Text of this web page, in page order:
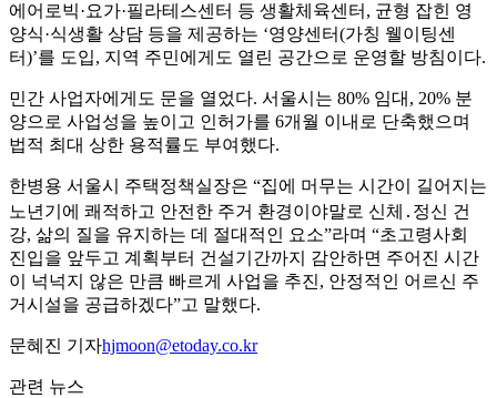
에어로빅·요가·필라테스센터 등 생활체육센터, 균형 잡힌 영
양식·식생활 상담 등을 제공하는 ‘영양센터(가칭 웰이팅센
터)’를 도입, 지역 주민에게도 열린 공간으로 운영할 방침이다.
민간 사업자에게도 문을 열었다. 서울시는 80% 임대, 20% 분
양으로 사업성을 높이고 인허가를 6개월 이내로 단축했으며
법적 최대 상한 용적률도 부여했다.
한병용 서울시 주택정책실장은 “집에 머무는 시간이 길어지는
노년기에 쾌적하고 안전한 주거 환경이야말로 신체․정신 건
강, 삶의 질을 유지하는 데 절대적인 요소”라며 “초고령사회
진입을 앞두고 계획부터 건설기간까지 감안하면 주어진 시간
이 넉넉지 않은 만큼 빠르게 사업을 추진, 안정적인 어르신 주
거시설을 공급하겠다”고 말했다.
문혜진 기자hjmoon@etoday.co.kr
관련 뉴스